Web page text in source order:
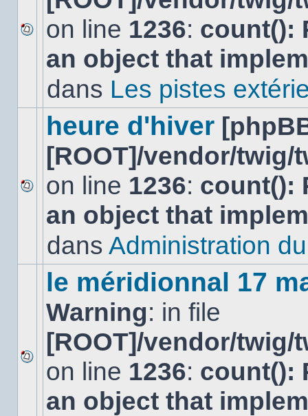
Aucun
nouveau
message
sujet.
on line 1236: count():
an object that
dans Les pistes
Aucun
nouveau
message
sujet.
heure d'hiver
[ROOT]/vendor/
on line 1236: count():
an object that
dans Administration
Aucun
nouveau
message
non-
le méridionnal 17
Warning: in file
[ROOT]/vendor/
on line 1236: count():
an object that